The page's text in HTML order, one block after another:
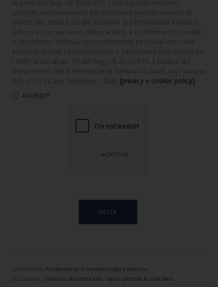
[privacy e cookie policy]
Accetto*
precedente: fondamenta in numerologia esoterica
i numeri, la nostra vita, capire perché e cosa fare